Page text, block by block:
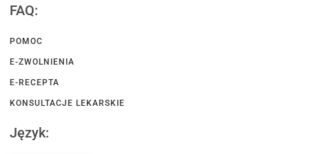
FAQ:
POMOC
E-ZWOLNIENIA
E-RECEPTA
KONSULTACJE LEKARSKIE
Język: